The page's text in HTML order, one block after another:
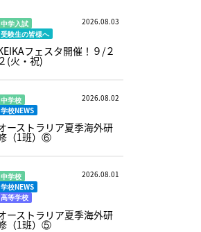
中学入試
受験生の皆様へ
2026.08.03
フェスタ開催！９/２
２(火・祝)
中学校
学校NEWS
2026.08.02
ーストラリア夏季海外研
（1班）⑥
中学校
学校NEWS
高等学校
2026.08.01
ーストラリア夏季海外研
（1班）⑤